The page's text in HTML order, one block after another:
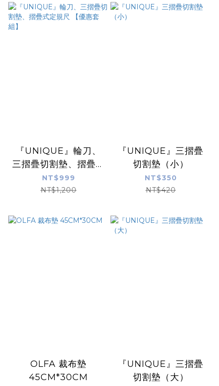
『UNIQUE』輪刀、
三摺疊切割墊、摺疊式
定規尺 【優惠套組】
NT$999
NT$1,200
『UNIQUE』三摺疊
切割墊（小）
NT$350
NT$420
OLFA 裁布墊
45CM*30CM
『UNIQUE』三摺疊
切割墊（大）